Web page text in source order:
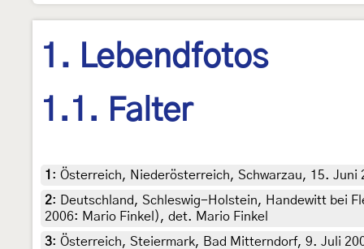
1. Lebendfotos
1.1. Falter
1 : Österreich, Niederösterreich, Schwarzau, 15.
2:
Deutschland, Schleswig-Holstein, Handewitt bei
2006: Mario Finkel), det. Mario Finkel
3: Österreich, Steiermark, Bad Mitterndorf, 9. Juli